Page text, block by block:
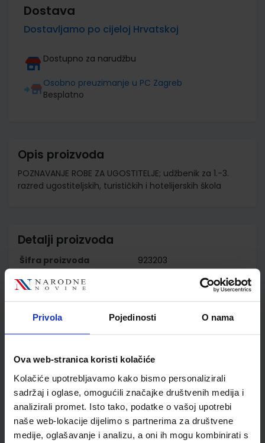
Privola Pojedinosti O nama
Ova web-stranica koristi kolačiće
Kolačiće upotrebljavamo kako bismo personalizirali
sadržaj i oglase, omogućili značajke društvenih medija i
analizirali promet. Isto tako, podatke o vašoj upotrebi
naše web-lokacije dijelimo s partnerima za društvene
medije, oglašavanje i analizu, a oni ih mogu kombinirati s
Dostava
Dostavljamo po cijeloj Hrvatskoj
Dostupno za narudžbu
Osobno preuzimanje u PC Zagreb
Besplatno
Opis proizvoda
POZNAVANJE ROBE ZA UGOSTITELJE; udžbenik za 1.-3.
razred ugostiteljskih, turističkih i hotelijerskih škola
Detalji proizvoda
Šifra proizvoda
923203
Nakladnik
ŠKOLSKA KNJIGA d.d.
Školski razred
80 VIŠE RAZREDA SŠ
Vrsta škole
3 STRUKOVNA
Reg br min
1307